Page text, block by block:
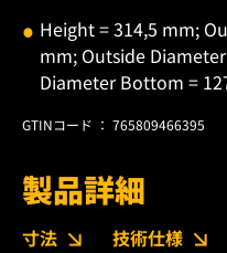
Height = 314,5 mm;
mm; Outside
Diameter Bottom =
GTINコード ： 765809466395
製品詳細
寸法 技術仕様